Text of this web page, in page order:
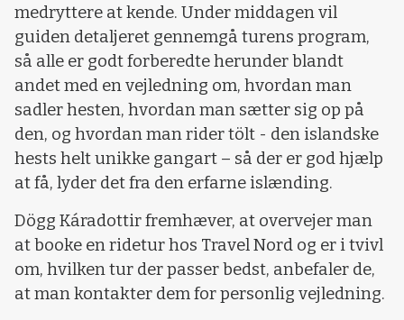
medryttere at kende. Under middagen vil
guiden detaljeret gennemgå turens program,
så alle er godt forberedte herunder blandt
andet med en vejledning om, hvordan man
sadler hesten, hvordan man sætter sig op på
den, og hvordan man rider tölt - den islandske
hests helt unikke gangart – så der er god hjælp
at få, lyder det fra den erfarne islænding.
Dögg Káradottir fremhæver, at overvejer man
at booke en ridetur hos Travel Nord og er i tvivl
om, hvilken tur der passer bedst, anbefaler de,
at man kontakter dem for personlig vejledning.